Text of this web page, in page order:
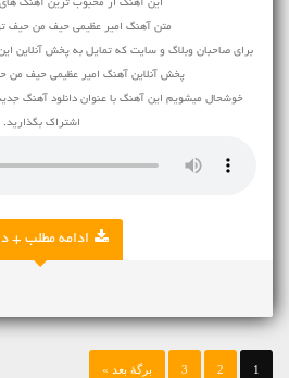
این آهنگ از محبوب ترین آهنگ
متن آهنگ امیر عظیمی حیف من حیف
برای صاحبان وبلاگ و سایت که تمایل به پخش آنلاین
پخش آنلاین آهنگ امیر عظیمی حیف من
خوشحال میشویم این آهنگ با عنوان دانلود آهنگ
اشتراک بگذارید.
ادامه مطلب +
1
2
3 برگهٔ بعد »